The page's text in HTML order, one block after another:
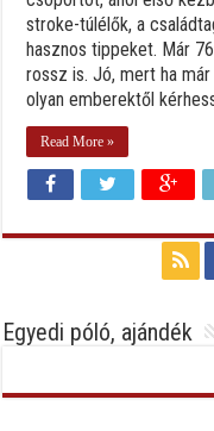
stroke-túlélők, a
hasznos tippeket. Már
rossz is. Jó, mert ha
olyan emberektől
Read More »
Egyedi póló, ajándék